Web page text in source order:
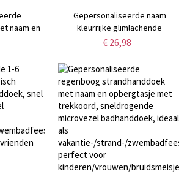
naam en
zwembadfeestje
voor
Gepersonaliseerde naam
kleurrijke glimlachende
madeliefje strandlaken, snel
badhanddoek,
zomervakantie/strandfeestgunst,
cadeau voor
haar/moeder/vrouwen/kinderen
€ 26,98